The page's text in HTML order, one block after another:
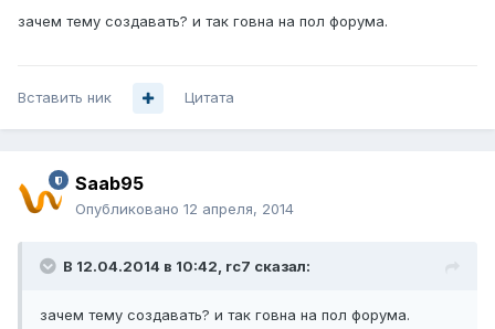
зачем тему создавать? и так говна на пол форума.
Вставить ник Цитата
Saab95
Опубликовано 12 апреля, 2014
В 12.04.2014 в 10:42, rc7 сказал:
зачем тему создавать? и так говна на пол форума.